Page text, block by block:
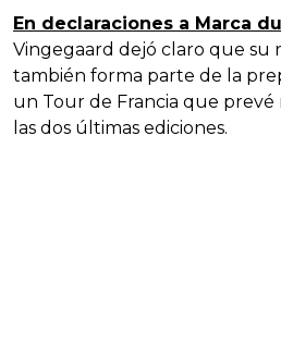
En declaraciones a Marca
Vingegaard dejó claro que su
también forma parte de la
un Tour de Francia que prevé
las dos últimas ediciones.